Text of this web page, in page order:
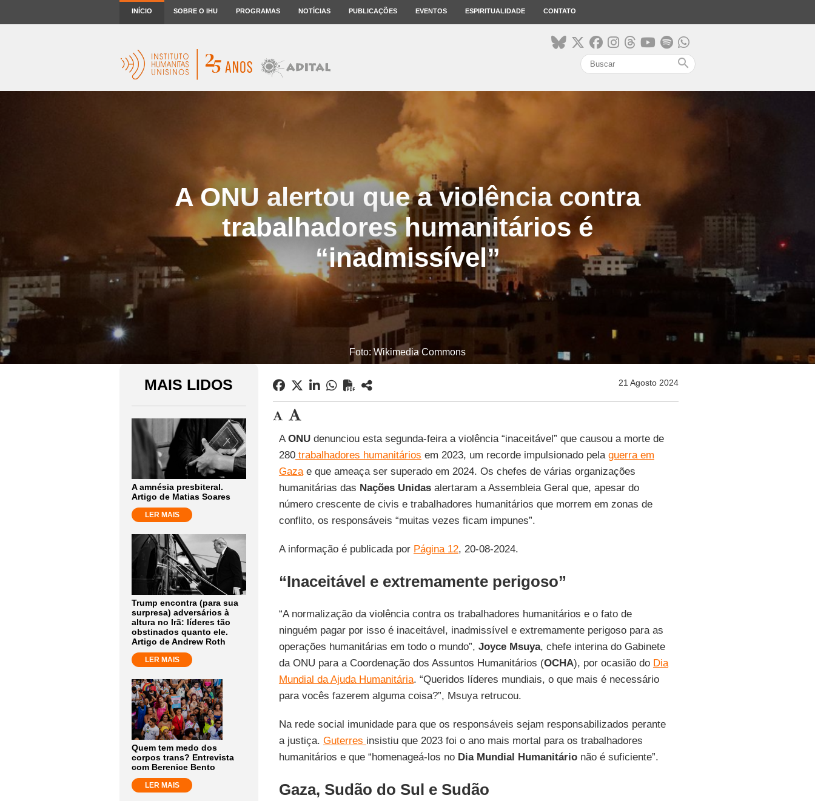
INÍCIO SOBRE O IHU PROGRAMAS NOTÍCIAS PUBLICAÇÕES EVENTOS ESPIRITUALIDADE CONTATO
search
A ONU alertou que a violência contra
trabalhadores humanitários é
“inadmissível”
Foto: Wikimedia Commons
MAIS LIDOS
A amnésia presbiteral.
Artigo de Matias Soares
LER MAIS
Trump encontra (para sua
surpresa) adversários à
altura no Irã: líderes tão
obstinados quanto ele.
Artigo de Andrew Roth
LER MAIS
Quem tem medo dos
corpos trans? Entrevista
com Berenice Bento
LER MAIS
21 Agosto 2024
AONUdenunciou esta segunda-feira a violência “inaceitável” que causou a morte de
280trabalhadores humanitários em 2023, um recorde impulsionado pela guerra em
Gazae que ameaça ser superado em 2024. Os chefes de várias organizações
humanitárias das Nações Unidasalertaram a Assembleia Geral que, apesar do
número crescente de civis e trabalhadores humanitários que morrem em zonas de
conflito, os responsáveis ​​“muitas vezes ficam impunes”.
A informação é publicada por Página 12, 20-08-2024.
“Inaceitável e extremamente perigoso”
“A normalização da violência contra os trabalhadores humanitários e o fato de
ninguém pagar por isso é inaceitável, inadmissível e extremamente perigoso para as
operações humanitárias em todo o mundo”, Joyce Msuya, chefe interina do Gabinete
da ONU para a Coordenação dos Assuntos Humanitários (OCHA), por ocasião do Dia
Mundial da Ajuda Humanitária. “Queridos líderes mundiais, o que mais é necessário
para vocês fazerem alguma coisa?”, Msuya retrucou.
Na rede social imunidade para que os responsáveis ​​sejam responsabilizados perante
a justiça. Guterres insistiu que 2023 foi o ano mais mortal para os trabalhadores
humanitários e que “homenageá-los no Dia Mundial Humanitárionão é suficiente”.
Gaza, Sudão do Sul e Sudão